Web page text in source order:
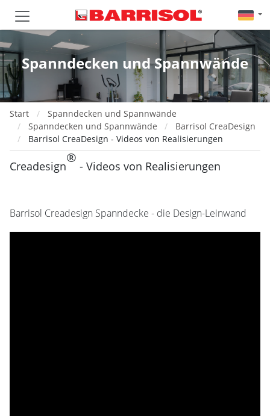
Spanndecken und Spannwände
Start
Spanndecken und Spannwände
Spanndecken und Spannwände
Barrisol CreaDesign
Barrisol CreaDesign - Videos von Realisierungen
Creadesign
®
- Videos von Realisierungen
Barrisol Creadesign Spanndecke - die Design-Leinwand